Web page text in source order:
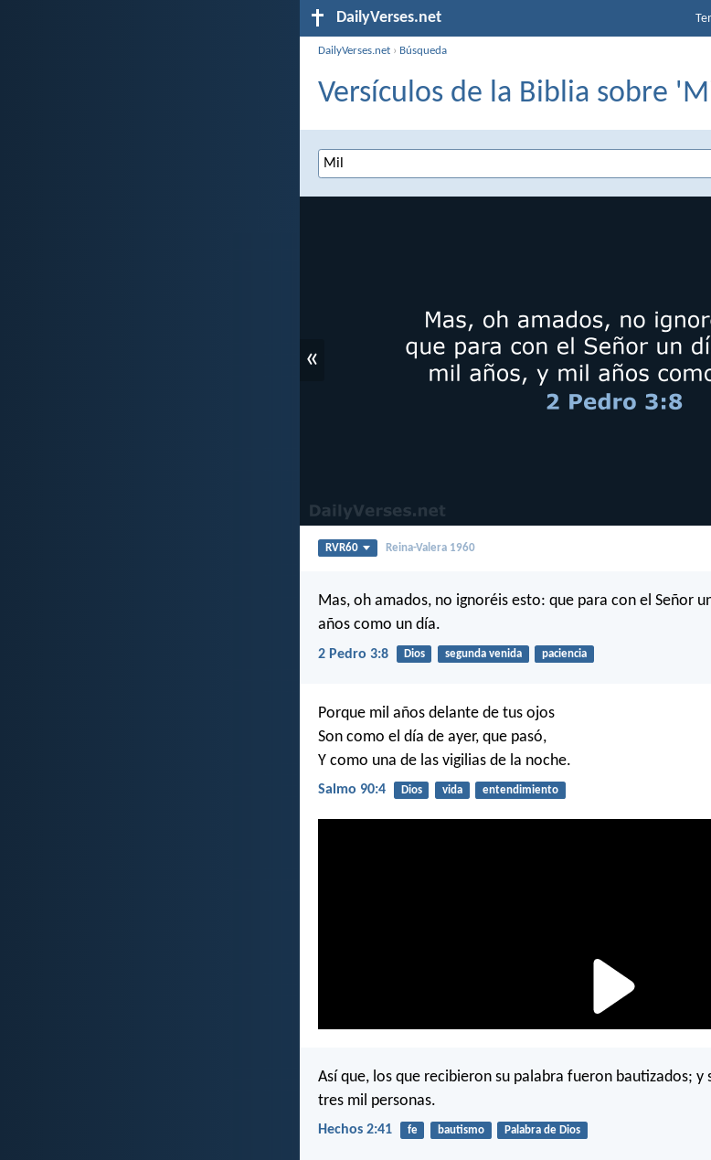
DailyVerses.net
DailyVerses.net › Búsqueda
Versículos de la Biblia sobre
«
RVR60 Reina-Valera 1960
Mas, oh amados, no ignoréis esto: que para con el Señor
años como un día.
2 Pedro 3:8 Dios segunda venida paciencia
Porque mil años delante de tus ojos
Son como el día de ayer, que pasó,
Y como una de las vigilias de la noche.
Salmo 90:4 Dios vida entendimiento
Así que, los que recibieron su palabra fueron bautizados;
tres mil personas.
Hechos 2:41 fe bautismo Palabra de Dios